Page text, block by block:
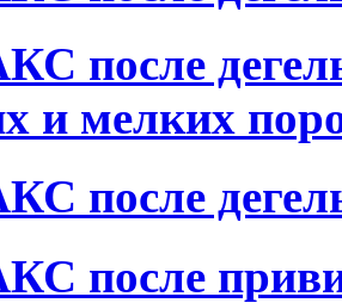
после
и мелких
после
после